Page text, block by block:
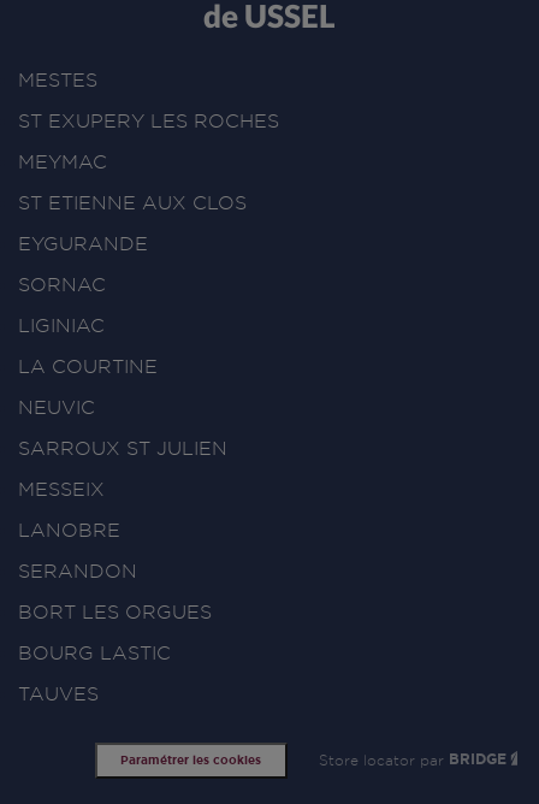
de USSEL
MESTES
ST EXUPERY LES ROCHES
MEYMAC
ST ETIENNE AUX CLOS
EYGURANDE
SORNAC
LIGINIAC
LA COURTINE
NEUVIC
SARROUX ST JULIEN
MESSEIX
LANOBRE
SERANDON
BORT LES ORGUES
BOURG LASTIC
TAUVES
Paramétrer les cookies Store locator par BRIDGE